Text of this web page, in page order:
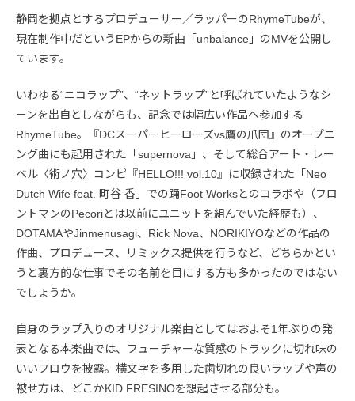
静岡を拠点とするプロデューサー／ラッパーのRhymeTubeが、
現在制作中だというEPからの新曲「unbalance」のMVを公開し
ています。
いわゆる“ニコラップ”、“ネットラップ”と呼ばれていたようなシ
ーンを出自としながらも、記念では幅広い作品へ参加する
RhymeTube。『DCスーパーヒーローズvs鷹の爪団』のオープニ
ング曲にも起用された「supernova」、そして総合アート・レー
ベル〈術ノ穴〉コンピ『HELLO!!! vol.10』に収録された「Neo
Dutch Wife feat. 町谷 香」での踊Foot Worksとのコラボや（フロ
ントマンのPecoriとは以前にユニットを組んでいた経歴も）、
DOTAMAやJinmenusagi、Rick Nova、NORIKIYOなどの作品の
作曲、プロデュース、リミックス提供を行うなど、どちらかとい
うと裏方的な仕事でその名前を目にする方も多かったのではない
でしょうか。
自身のラップ入りのオリジナル楽曲としてはおよそ1年ぶりの発
表となる本楽曲では、フューチャーな質感のトラックに切れ味の
いいフロウを披露。横文字を多用した歯切れの良いラップや声の
被せ方は、どこかKID FRESINOを想起させる部分も。